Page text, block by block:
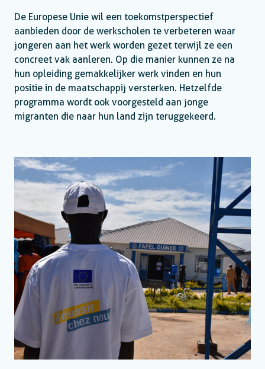
De Europese Unie wil een toekomstperspectief
aanbieden door de werkscholen te verbeteren waar
jongeren aan het werk worden gezet terwijl ze een
concreet vak aanleren. Op die manier kunnen ze na
hun opleiding gemakkelijker werk vinden en hun
positie in de maatschappij versterken. Hetzelfde
programma wordt ook voorgesteld aan jonge
migranten die naar hun land zijn teruggekeerd.